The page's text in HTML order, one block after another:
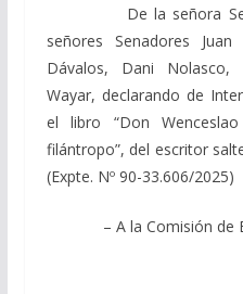
De la señora
señores Senadores
Dávalos, Dani
Wayar, declarando de
el libro “Don
filántropo”, del escritor
(Expte. Nº 90-33.606/2025)
– A la Comisión de